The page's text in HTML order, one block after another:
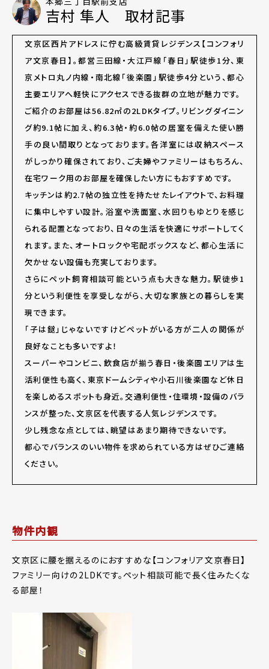
吉村 隼人 取材記事
文京区西片アドレスに佇む高級賃貸レジデンス【コンフォリ
ア文京春日】。都営三田線・大江戸線「春日」駅徒歩1分、東
京メトロ丸ノ内線・南北線「後楽園」駅徒歩4分という、都心
主要エリアへ軽快にアクセスできる抜群の立地が魅力です。
ご紹介のお部屋は56.82㎡の2LDKタイプ。リビングダイニン
グ約9.1帖に加え、約6.3帖・約6.0帖の居室を備えた使い勝
手の良い間取りとなっております。各洋室には収納スペース
がしっかり確保されており、ご夫婦やファミリーはもちろん、
在宅ワーク用のお部屋を確保したい方にもおすすめです。
キッチンは約2.7帖の独立性を持たせたレイアウトで、お料理
に集中しやすい設計。浴室や洗面室、水回りもゆとりを感じ
られる配置となっており、日々の生活を快適にサポートしてく
れます。また、オートロックや宅配ボックスなど、都心生活に
欠かせない設備も充実しております。
さらにペット飼育相談可能という点も大きな魅力。駅徒歩1
分という利便性を享受しながら、大切な家族との暮らしを実
現できます。
「子は鎹」じゃないですけどペットがいる方が二人の関係が
良好なことも多いですよ！
スーパーやコンビニ、飲食店が揃う春日・後楽園エリアは生
活利便性も高く、東京ドームシティや小石川後楽園など休日
を楽しめるスポットも身近。交通利便性・住環境・設備のバラ
ンスが整った、文京区を代表する人気レジデンスです。
少し残念な点としては、眺望はあまり期待できないです。
都心でバランスのいい物件を求められている方はぜひご連絡
ください。
物件内観
文京区に腰を据えるのにおすすめな【コンフォリア文京春日】
ファミリー向けの2LDKです。ペット相談可能で長く住みたくな
る部屋！